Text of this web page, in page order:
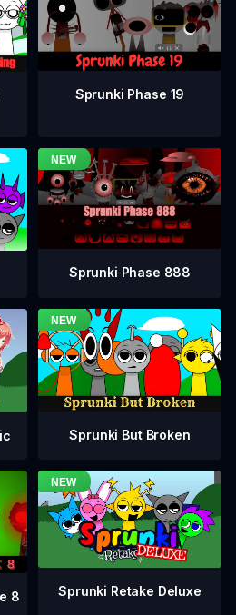
Sprunki Phase 19
Sprunki Phase 888
Sprunki But Broken
8 Sprunki Retake Deluxe